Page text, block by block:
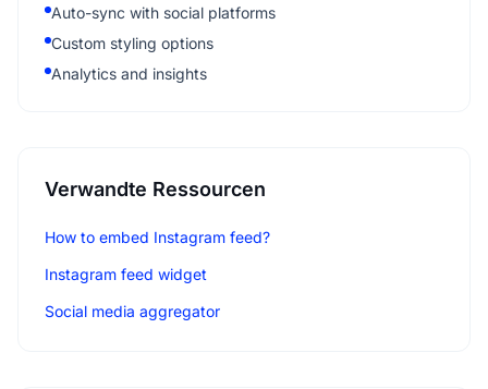
Auto-sync with social platforms
Custom styling options
Analytics and insights
Verwandte Ressourcen
How to embed Instagram feed?
Instagram feed widget
Social media aggregator